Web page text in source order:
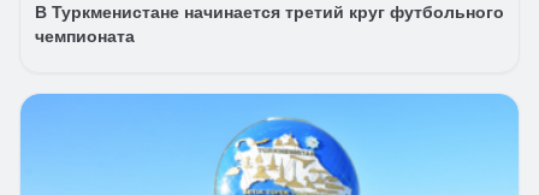
В Туркменистане начинается третий круг футбольного
чемпионата